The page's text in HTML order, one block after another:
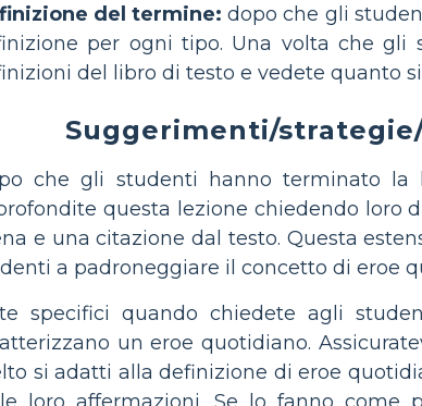
del termine: dopo che gli
per ogni tipo. Una volta che gli
del libro di testo e vedete quanto
Suggerimenti/
che gli studenti hanno terminato
questa lezione chiedendo loro
e una citazione dal testo. Questa
a padroneggiare il concetto di eroe
specifici quando chiedete agli
un eroe quotidiano.
si adatti alla definizione di eroe